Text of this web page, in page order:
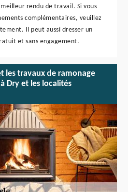
rendu de travail. Si vous
complémentaires, veuillez
Il peut aussi dresser un
et sans engagement.
les travaux de ramonage
Dry et les localités